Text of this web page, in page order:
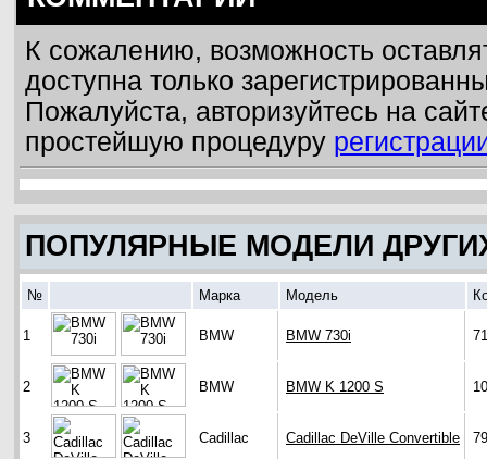
К сожалению, возможность
доступна только
Пожалуйста, авторизуйтесь на
простейшую процедуру
ПОПУЛЯРНЫЕ МОДЕЛИ
№ Марка Модель
1 BMW BMW 730i
2 BMW BMW K 1200 S
3 Cadillac Cadillac DeVille Convertible